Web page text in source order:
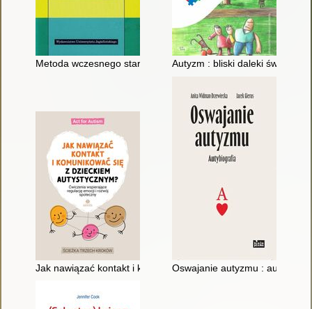
Metoda wczesnego startu dla dziecka z autyzmem (ESDM) :
Autyzm : bliski daleki świat
Jak nawiązać kontakt i komunikować się z dzieckiem
Oswajanie autyzmu :